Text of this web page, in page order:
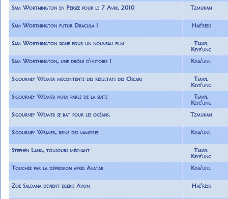
Sam Worthington en Persée pour le 7 Avril 2010 Tzmukan
Sam Worthington futur Dracula ! Hae'resis
Sam Worthington signe pour un nouveau film
Tsawl
Keye'ung
Sam Worthington, une drôle d'histoire !
Kina'unil
Sigourney Weaver mécontente des résultats des Oscars
Tsawl
Keye'ung
Sigourney Weaver nous parle de la suite
Tsawl
Keye'ung
Sigourney Weaver se bat pour les océans.
Tzmukan
Sigourney Weaver, reine des vampires Kina'unil
Stephen Lang, toujours méchant
Tsawl
Keye'ung
Touchée par la dépression après Avatar
Kina'unil
Zoé Saldana devient égérie Avon Hae'resis